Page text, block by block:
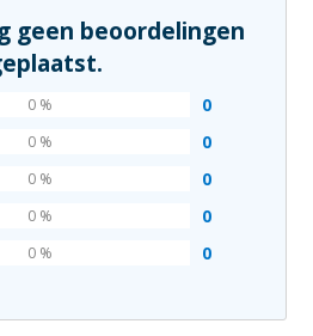
geen beoordelingen
0
0 %
0
0 %
0
0 %
0
0 %
0
0 %